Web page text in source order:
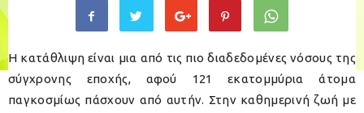
Η κατάθλιψη είναι μια από τις πιο διαδεδομένες νόσους της
σύγχρονης εποχής, αφού 121 εκατομμύρια άτομα
παγκοσμίως πάσχουν από αυτήν. Στην καθημερινή ζωή με